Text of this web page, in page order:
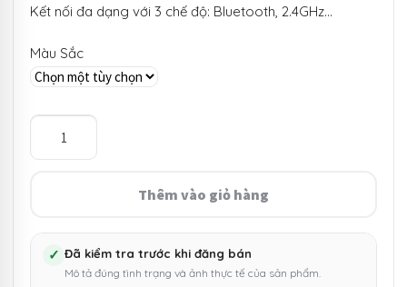
Kết nối đa dạng với 3 chế độ: Bluetooth, 2.4GHz…
Màu Sắc
Bàn
Mode,
Thêm vào giỏ hàng
✓ Đã kiểm tra trước khi đăng bán
Mô tả đúng tình trạng và ảnh thực tế của sản phẩm.